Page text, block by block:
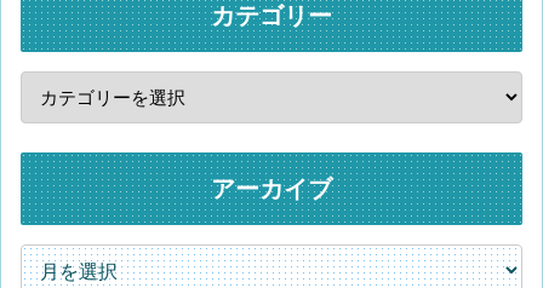
カテゴリー
アーカイブ